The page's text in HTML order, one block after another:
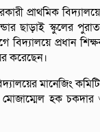
প্রাথমিক
ছাড়াই স্কুলের
বিদ্যালয়ে প্রধান
করেছেন।
মানেজিং
মোজাম্মেল হক চকদার